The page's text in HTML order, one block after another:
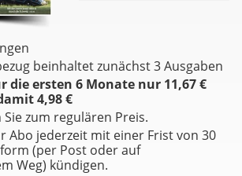
beinhaltet zunächst 3 Ausgaben
die ersten 6 Monate nur 11,67 €
4,98 €
Sie zum regulären Preis.
Abo jederzeit mit einer Frist von 30
(per Post oder auf
Weg) kündigen.